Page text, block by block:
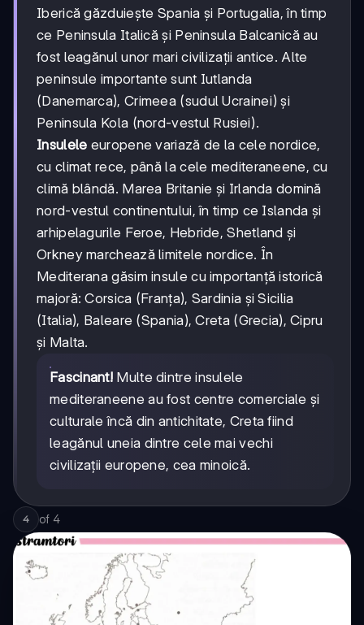
Iberică găzduiește Spania și Portugalia, în timp
ce Peninsula Italică și Peninsula Balcanică au
fost leagănul unor mari civilizații antice. Alte
peninsule importante sunt Iutlanda
(Danemarca), Crimeea (sudul Ucrainei) și
Peninsula Kola (nord-vestul Rusiei).
Insulele europene variază de la cele nordice,
cu climat rece, până la cele mediteraneene, cu
climă blândă. Marea Britanie și Irlanda domină
nord-vestul continentului, în timp ce Islanda și
arhipelagurile Feroe, Hebride, Shetland și
Orkney marchează limitele nordice. În
Mediterana găsim insule cu importanță istorică
majoră: Corsica (Franța), Sardinia și Sicilia
(Italia), Baleare (Spania), Creta (Grecia), Cipru
și Malta.
Fascinant! Multe dintre insulele
mediteraneene au fost centre comerciale și
culturale încă din antichitate, Creta fiind
leagănul uneia dintre cele mai vechi
civilizații europene, cea minoică.
4 of 4